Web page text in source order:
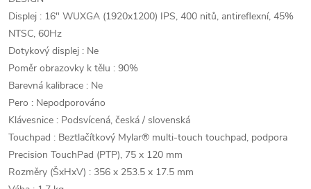
Displej : 16" WUXGA (1920x1200) IPS, 400 nitů, antireflexní, 45%
NTSC, 60Hz
Dotykový displej : Ne
Poměr obrazovky k tělu : 90%
Barevná kalibrace : Ne
Pero : Nepodporováno
Klávesnice : Podsvícená, česká / slovenská
Touchpad : Beztlačítkový Mylar® multi-touch touchpad, podpora
Precision TouchPad (PTP), 75 x 120 mm
Rozměry (ŠxHxV) : 356 x 253.5 x 17.5 mm